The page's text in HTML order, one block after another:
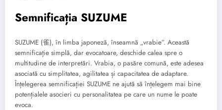
Semnificația SUZUME
SUZUME (雀), în limba japoneză, înseamnă „vrabie”. Această
semnificație simplă, dar evocatoare, deschide calea spre o
multitudine de interpretări. Vrabia, o pasăre comună, este adesea
asociată cu simplitatea, agilitatea și capacitatea de adaptare.
Înțelegerea semnificației SUZUME ne ajută să înțelegem mai bine
potențialele asocieri cu personalitatea pe care un nume le poate
evoca.